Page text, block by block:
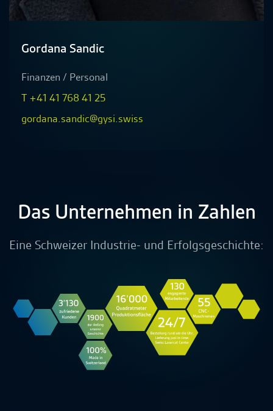
Gordana Sandic
Finanzen / Personal
T +41 41 768 41 25
gordana.sandic@gysi.swiss
Das Unternehmen in Zahlen
Eine Schweizer Industrie- und Erfolgsgeschichte: